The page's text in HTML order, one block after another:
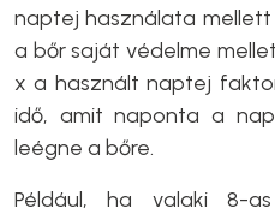
naptej használata
a bőr saját védelme
x a használt naptej
idő, amit naponta a
leégne a bőre.
Például, ha valaki 8-